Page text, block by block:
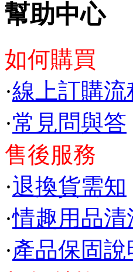
幫助中心
如何購買
·線上訂購流
·常見問與答
售後服務
·退換貨需知
·情趣用品清
·產品保固說